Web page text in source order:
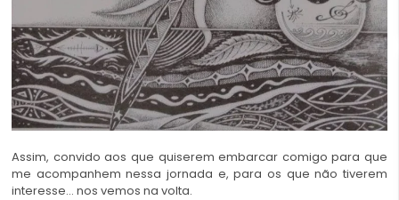
Assim, convido aos que quiserem embarcar comigo para que
me acompanhem nessa jornada e, para os que não tiverem
interesse… nos vemos na volta.